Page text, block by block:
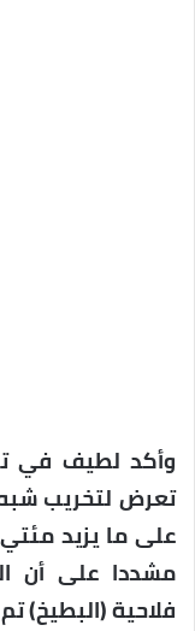
وأكد لطيف في
تعرض لتخريب
على ما يزيد
مشددا على أن
فلاحية (البطيخ)